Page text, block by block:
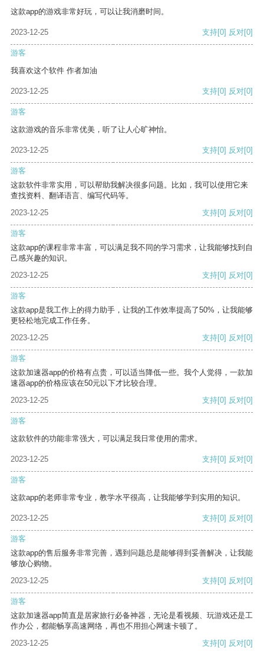
这款app的游戏非常好玩，可以让我消磨时间。
2023-12-25 支持[0] 反对[0]
游客
我喜欢这个软件 作者加油
2023-12-25 支持[0] 反对[0]
游客
这款游戏的音乐非常优美，听了让人心旷神怡。
2023-12-25 支持[0] 反对[0]
游客
这款软件非常实用，可以帮助我解决很多问题。比如，我可以使用它来
查找资料、翻译语言、编写代码等。
2023-12-25
支持[0] 反对[0]
游客
这款app的课程非常丰富，可以满足我不同的学习需求，让我能够找到自
己感兴趣的知识。
2023-12-25
支持[0] 反对[0]
游客
这款app是我工作上的得力助手，让我的工作效率提高了50%，让我能够
更轻松地完成工作任务。
2023-12-25
支持[0] 反对[0]
游客
这款加速器app的价格有点贵，可以适当降低一些。我个人觉得，一款加
速器app的价格应该在50元以下才比较合理。
2023-12-25
支持[0] 反对[0]
游客
这款软件的功能非常强大，可以满足我日常使用的需求。
2023-12-25 支持[0] 反对[0]
游客
这款app的老师非常专业，教学水平很高，让我能够学到实用的知识。
2023-12-25 支持[0] 反对[0]
游客
这款app的售后服务非常完善，遇到问题总是能够得到妥善解决，让我能
够放心购物。
2023-12-25
支持[0] 反对[0]
游客
这款加速器app简直是居家旅行必备神器，无论是看视频、玩游戏还是工
作办公，都能畅享高速网络，再也不用担心网速卡顿了。
2023-12-25
支持[0] 反对[0]